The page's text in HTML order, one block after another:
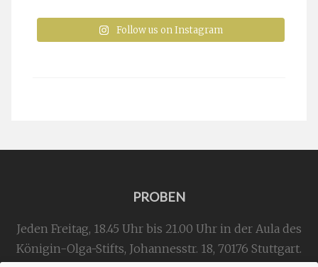
Follow us on Instagram
PROBEN
Jeden Freitag, 18.45 Uhr bis 21.00 Uhr in der Aula des
Königin-Olga-Stifts, Johannesstr. 18, 70176 Stuttgart.